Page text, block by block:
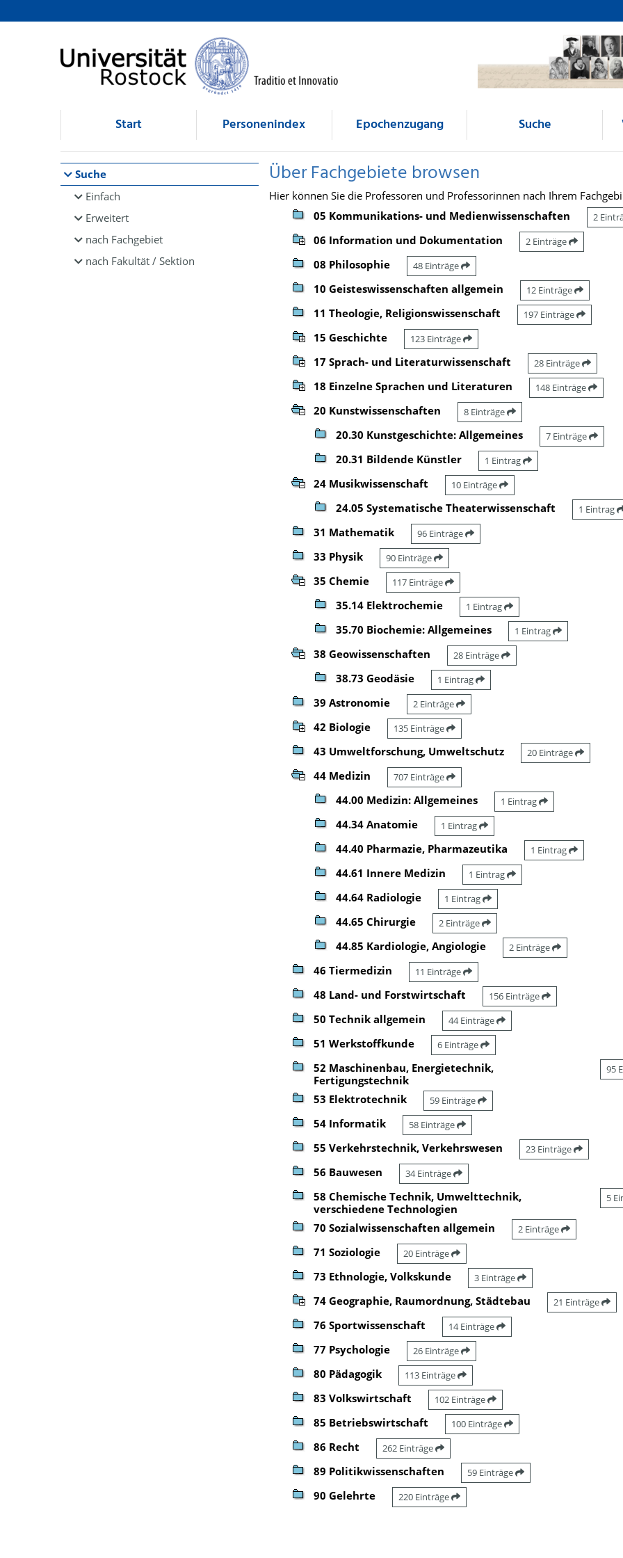
Browsen
direkt zum Inhalt
Start Personenindex Epochenzugang Suche
Suche
Einfach
Erweitert
nach Fachgebiet
nach Fakultät / Sektion
Über Fachgebiete browsen
Hier können Sie die Professoren und Professorinnen nach Ihrem
05 Kommunikations- und Medienwissenschaften
2
06 Information und Dokumentation 2 Einträge
08 Philosophie 48 Einträge
10 Geisteswissenschaften allgemein 12 Einträge
11 Theologie, Religionswissenschaft 197 Einträge
15 Geschichte 123 Einträge
17 Sprach- und Literaturwissenschaft 28 Einträge
18 Einzelne Sprachen und Literaturen 148 Einträge
20 Kunstwissenschaften 8 Einträge
20.30 Kunstgeschichte: Allgemeines 7 Einträge
20.31 Bildende Künstler 1 Eintrag
24 Musikwissenschaft 10 Einträge
24.05 Systematische Theaterwissenschaft 1 Eintrag
31 Mathematik 96 Einträge
33 Physik 90 Einträge
35 Chemie 117 Einträge
35.14 Elektrochemie 1 Eintrag
35.70 Biochemie: Allgemeines 1 Eintrag
38 Geowissenschaften 28 Einträge
38.73 Geodäsie 1 Eintrag
39 Astronomie 2 Einträge
42 Biologie 135 Einträge
43 Umweltforschung, Umweltschutz 20 Einträge
44 Medizin 707 Einträge
44.00 Medizin: Allgemeines 1 Eintrag
44.34 Anatomie 1 Eintrag
44.40 Pharmazie, Pharmazeutika 1 Eintrag
44.61 Innere Medizin 1 Eintrag
44.64 Radiologie 1 Eintrag
44.65 Chirurgie 2 Einträge
44.85 Kardiologie, Angiologie 2 Einträge
46 Tiermedizin 11 Einträge
48 Land- und Forstwirtschaft 156 Einträge
50 Technik allgemein 44 Einträge
51 Werkstoffkunde 6 Einträge
52 Maschinenbau, Energietechnik,
Fertigungstechnik
95
53 Elektrotechnik 59 Einträge
54 Informatik 58 Einträge
55 Verkehrstechnik, Verkehrswesen 23 Einträge
56 Bauwesen 34 Einträge
58 Chemische Technik, Umwelttechnik,
verschiedene Technologien
5
70 Sozialwissenschaften allgemein 2 Einträge
71 Soziologie 20 Einträge
73 Ethnologie, Volkskunde 3 Einträge
74 Geographie, Raumordnung, Städtebau 21 Einträge
76 Sportwissenschaft 14 Einträge
77 Psychologie 26 Einträge
80 Pädagogik 113 Einträge
83 Volkswirtschaft 102 Einträge
85 Betriebswirtschaft 100 Einträge
86 Recht 262 Einträge
89 Politikwissenschaften 59 Einträge
90 Gelehrte 220 Einträge